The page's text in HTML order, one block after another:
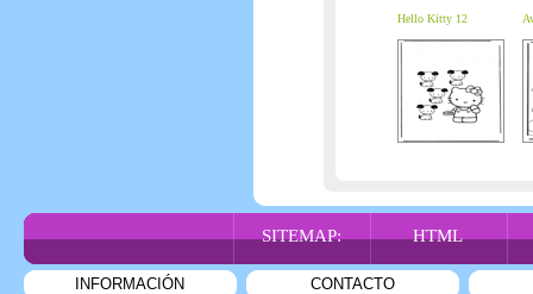
Hello Kitty 12
SITEMAP: HTML
INFORMACIÓN CONTACTO